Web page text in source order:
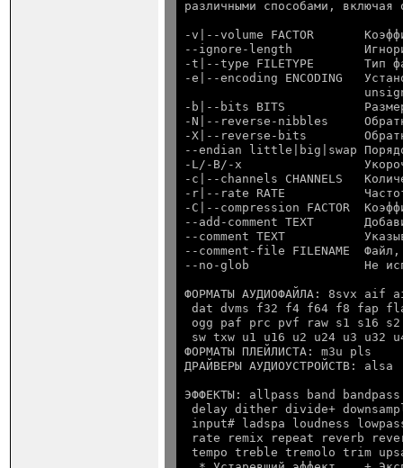
-v|--volume FACTOR
--ignore-length
-t|--type FILETYPE       Тип
-e|--encoding ENCODING
-b|--bits BITS           Размер
-N|--reverse-nibbles
-X|--reverse-bits
--endian little|big|swap Порядок
-L/-B/-x
-c|--channels CHANNELS
-r|--rate RATE
-C|--compression FACTOR
--add-comment TEXT
--comment TEXT
--comment-file FILENAME  Файл,
ФОРМАТЫ АУДИОФАЙЛА: 8svx
dat dvms f32 f4 f64 f8 fap
ogg paf prc pvf raw s1 s16
sw txw u1 u16 u2 u24 u3 u32
ФОРМАТЫ ПЛЕЙЛИСТА: m3u pls
ЭФФЕКТЫ: allpass band
delay dither divide+
input# ladspa loudness
rate remix repeat reverb
tempo treble tremolo trim